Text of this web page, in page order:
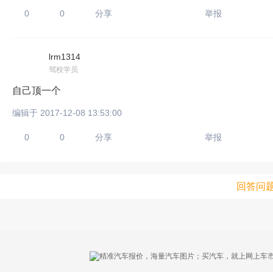
0 0 分享 举报
lrm1314
驾校学员
自己顶一个
编辑于 2017-12-08 13:53:00
0 0 分享 举报
回答问